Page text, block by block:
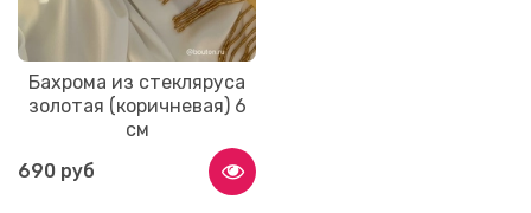
Бахрома из стекляруса
золотая (коричневая) 6
см
690 руб